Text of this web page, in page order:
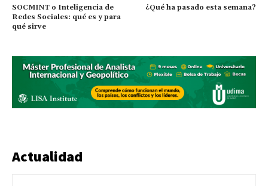
SOCMINT o Inteligencia de
Redes Sociales: qué es y para
qué sirve
¿Qué ha pasado esta semana?
Actualidad